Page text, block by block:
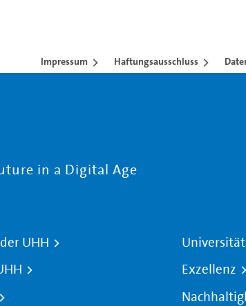
Impressum Haftungsausschluss
in a Digital Age
UHH
Universität
Exzellenz